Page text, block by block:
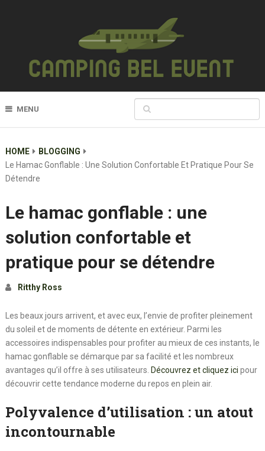
MENU
HOME
BLOGGING
Le Hamac Gonflable : Une Solution Confortable Et Pratique Pour Se
Détendre
Le hamac gonflable : une
solution confortable et
pratique pour se détendre
Ritthy Ross
Les beaux jours arrivent, et avec eux, l’envie de profiter pleinement
du soleil et de moments de détente en extérieur. Parmi les
accessoires indispensables pour profiter au mieux de ces instants, le
hamac gonflable se démarque par sa facilité et les nombreux
avantages qu’il offre à ses utilisateurs. Découvrez et cliquez ici pour
découvrir cette tendance moderne du repos en plein air.
Polyvalence d’utilisation : un atout
incontournable